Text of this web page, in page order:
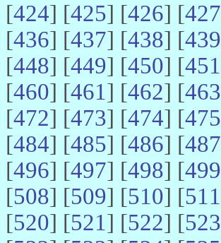
[424] [425] [426] [427
[436] [437] [438] [439
[448] [449] [450] [451
[460] [461] [462] [463
[472] [473] [474] [475
[484] [485] [486] [487
[496] [497] [498] [499
[508] [509] [510] [511
[520] [521] [522] [523